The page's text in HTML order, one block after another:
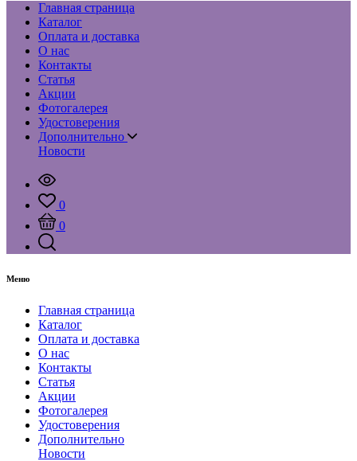
Главная страница
Каталог
Оплата и доставка
О нас
Контакты
Статья
Акции
Фотогалерея
Удостоверения
Дополнительно
Новости
0
0
Меню
Главная страница
Каталог
Оплата и доставка
О нас
Контакты
Статья
Акции
Фотогалерея
Удостоверения
Дополнительно
Новости